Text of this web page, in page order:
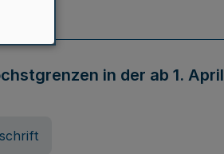
in der ab 1. April